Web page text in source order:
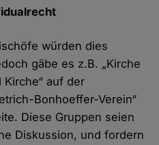
würden dies
gäbe es z.B. „Kirche
Kirche“ auf der
Bonhoeffer-Verein“
Diese Gruppen seien
Diskussion, und fordern